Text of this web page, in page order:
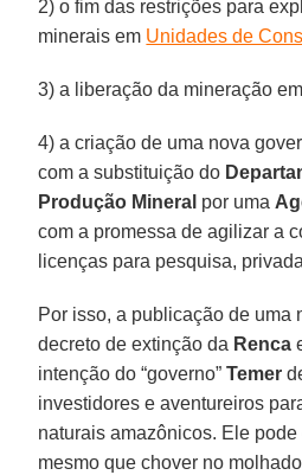
2) o fim das restrições para
minerais em Unidades de
3) a liberação da mineração
4) a criação de uma nova
com a substituição do
Produção Mineral por uma
com a promessa de agilizar a
licenças para pesquisa,
Por isso, a publicação de uma
decreto de extinção da Renca
intenção do “governo”Temer
investidores e aventureiros
naturais amazônicos. Ele
mesmo que chover no